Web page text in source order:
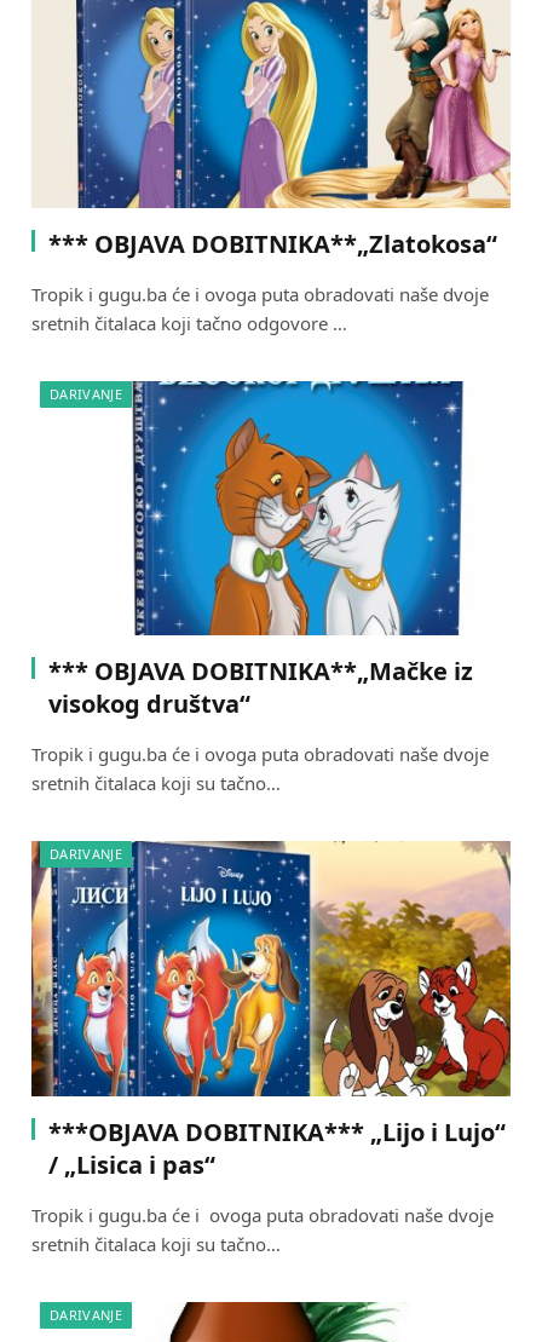
*** OBJAVA DOBITNIKA**„Zlatokosa“
Tropik i gugu.ba će i ovoga puta obradovati naše dvoje
sretnih čitalaca koji tačno odgovore …
DARIVANJE
*** OBJAVA DOBITNIKA**„Mačke iz
visokog društva“
Tropik i gugu.ba će i ovoga puta obradovati naše dvoje
sretnih čitalaca koji su tačno…
DARIVANJE
***OBJAVA DOBITNIKA*** „Lijo i Lujo“
/ „Lisica i pas“
Tropik i gugu.ba će i ovoga puta obradovati naše dvoje
sretnih čitalaca koji su tačno…
DARIVANJE